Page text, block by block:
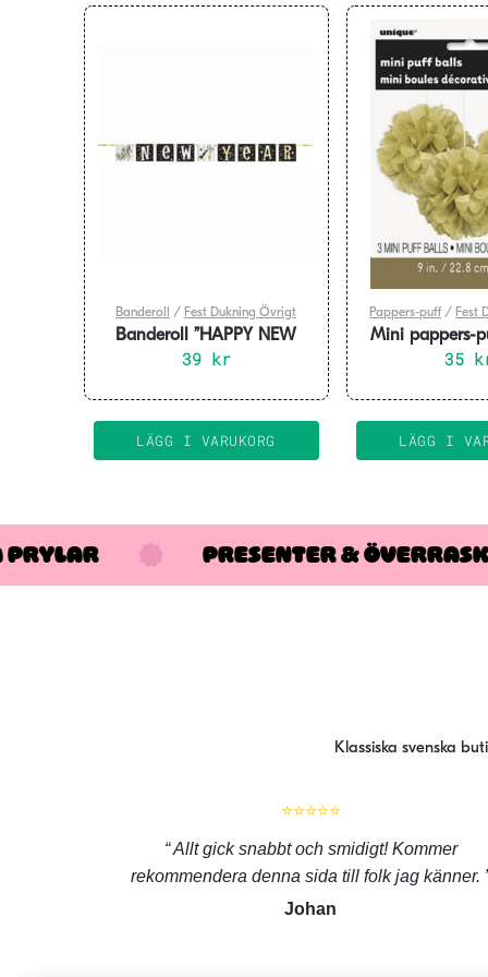
Banderoll / Fest Dukning Övrigt
Banderoll ”HAPPY NEW
YEAR”
39 kr
LÄGG I VARUKORG
Pappers-puff / Fest
Mini pappers-
cm 3-
35
LÄGG I
PRYLAR PRESENTER &
Klassiska svenska
⭐⭐⭐⭐⭐
Allt gick snabbt och smidigt! Kommer
rekommendera denna sida till folk jag känner.
Johan